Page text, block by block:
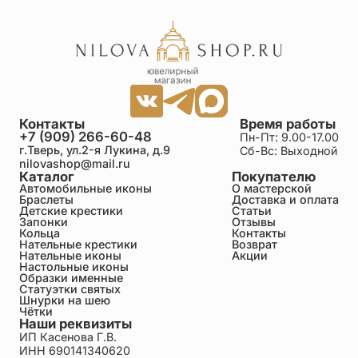
снимаю! Огромное Вам спасибо! Заказ очень
быстро был обработан и доставлен. Обязательно
закажу что-нибудь еще в Вашем замечательном
25.06.2026
Достоинства: Настоящее ювелирное
произведение!! Недостатки: нет Благодарю
мастеров Пустони. Отличная работа ,приобрёл для
себя. Буду носить с почтением!
Наталия
25.06.2026
Достоинства: Всё! Крест прекрасен! Он
действительно лучше, чем на фото Недостатки:
Нет:) Мы благодарим весь коллектив, кто трудился
над созданием, воплощением и доставкой этого
замечательного Креста "Семистрельная"!
Приобретали в подарок на Крещение младенцу :)
Носит не снимая:) не большой, ооочень красивый!
Заказ был срочный. Позвонили в пятницу,
Каталог
Автомобильные иконы
Браслеты
Детские крестики
Запонки
Кольца
Нательные крестики
Нательные иконы
Настольные иконы
Образки именные
Статуэтки святых
Шнурки на шею
Чётки
Покупателю
О мастерской
Доставка и оплата
Статьи
Отзывы
Контакты
Возврат
Акции
Время работы
Пн-Пт: 9.00-17.00
Сб-Вс: Выходной
Контакты
+7 (909) 266-60-48
г.Тверь, ул.2-я Лукина, д.9
nilovashop@mail.ru
Наши реквизиты
ИП Касенова Г.В.
ИНН 690141340620